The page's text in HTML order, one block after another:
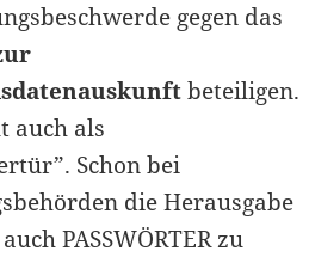
gegen das
beteiligen.
auch als
Schon bei
die Herausgabe
PASSWÖRTER zu